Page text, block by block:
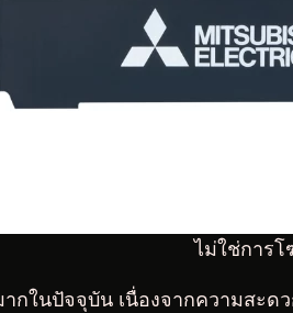
ไม่ใช่การ
กในปัจจุบัน เนื่องจากความสะ